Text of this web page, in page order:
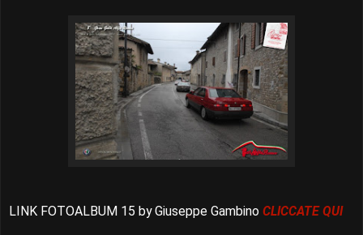
LINK FOTOALBUM 15 by Giuseppe Gambino CLICCATE QUI